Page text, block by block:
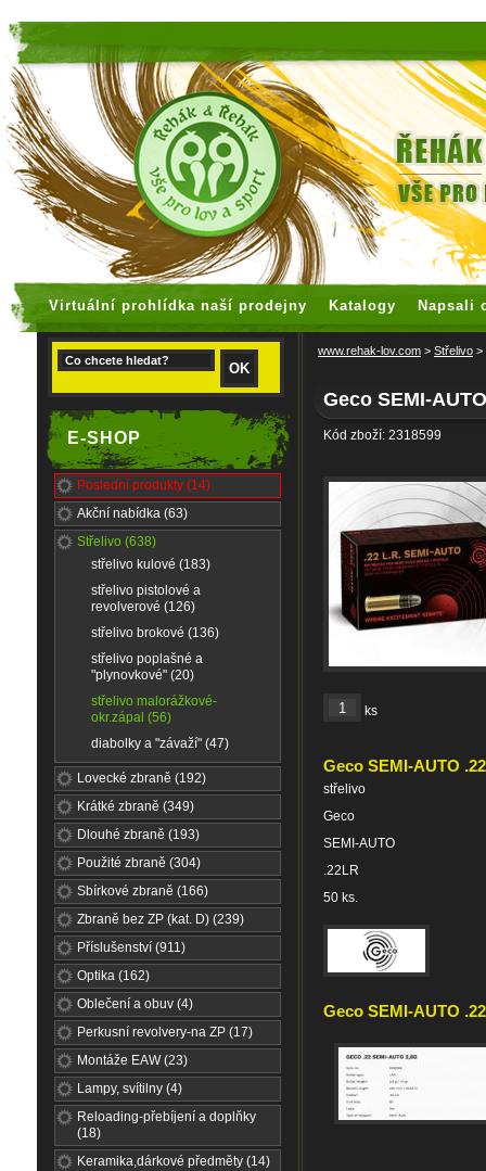
Virtuální prohlídka naší prodejny Katalogy Napsali
E-SHOP
Poslední produkty (14)
Akční nabídka (63)
Střelivo (638)
střelivo kulové (183)
střelivo pistolové a
revolverové (126)
střelivo brokové (136)
střelivo poplašné a
"plynovkové" (20)
střelivo malorážkové-
okr.zápal (56)
diabolky a "závaží" (47)
Lovecké zbraně (192)
Krátké zbraně (349)
Dlouhé zbraně (193)
Použité zbraně (304)
Sbírkové zbraně (166)
Zbraně bez ZP (kat. D) (239)
Příslušenství (911)
Optika (162)
Oblečení a obuv (4)
Perkusní revolvery-na ZP (17)
Montáže EAW (23)
Lampy, svítilny (4)
Reloading-přebíjení a doplňky
(18)
Keramika,dárkové předměty (14)
www.rehak-lov.com > Střelivo >
Geco SEMI-
Kód zboží: 2318599
ks
Geco SEMI-AUTO
střelivo
Geco
SEMI-AUTO
.22LR
50 ks.
Geco SEMI-AUTO